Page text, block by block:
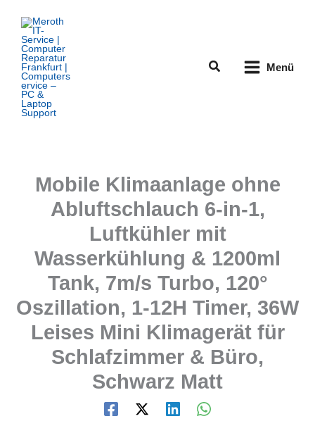
Inhalt
springen
Suchen Menü
Mobile Klimaanlage ohne
Abluftschlauch 6-in-1,
Luftkühler mit
Wasserkühlung & 1200ml
Tank, 7m/s Turbo, 120°
Oszillation, 1-12H Timer, 36W
Leises Mini Klimagerät für
Schlafzimmer & Büro,
Schwarz Matt